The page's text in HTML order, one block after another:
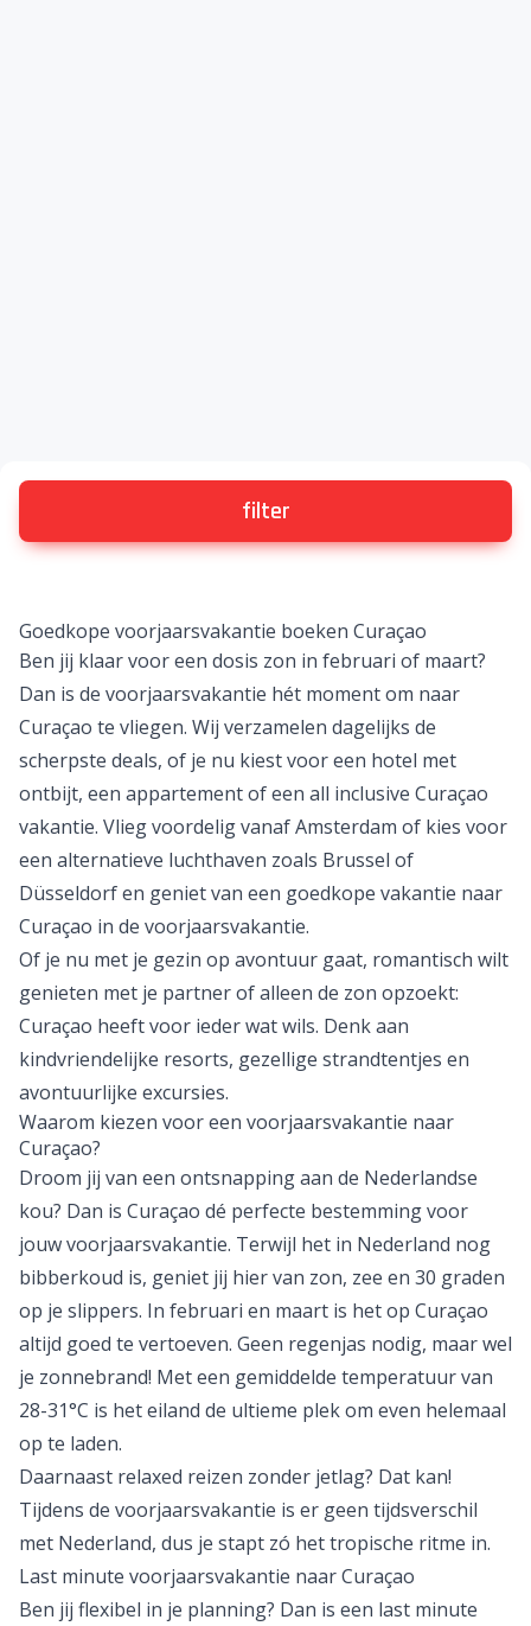
Goedkope voorjaarsvakantie boeken Curaçao
Ben jij klaar voor een dosis zon in februari of maart?
voorjaarsvakantie
Curaçao te vliegen. Wij verzamelen dagelijks de
scherpste deals, of je nu kiest voor een hotel met
ontbijt, een appartement of een all inclusive Curaçao
vakantie. Vlieg voordelig vanaf Amsterdam of kies voor
Düsseldorf en geniet van een goedkope vakantie naar
Curaçao
in de voorjaarsvakantie.
Of je nu met je gezin op avontuur gaat, romantisch wilt
genieten met je partner of alleen de zon opzoekt:
Curaçao heeft voor ieder wat wils. Denk aan
kindvriendelijke resorts, gezellige strandtentjes en
avontuurlijke excursies.
Waarom kiezen voor een voorjaarsvakantie naar
Curaçao?
Droom jij van een ontsnapping aan de Nederlandse
kou? Dan is Curaçao dé perfecte bestemming voor
jouw voorjaarsvakantie. Terwijl het in Nederland nog
bibberkoud is, geniet jij hier van zon, zee en 30 graden
op je slippers. In februari en maart is het op Curaçao
altijd goed te vertoeven. Geen regenjas nodig, maar wel
je zonnebrand! Met een gemiddelde temperatuur van
28-31°C is het eiland de ultieme plek om even helemaal
op te laden.
Daarnaast relaxed reizen zonder jetlag? Dat kan!
Tijdens de voorjaarsvakantie is er geen tijdsverschil
met Nederland, dus je stapt zó het tropische ritme in.
Last minute voorjaarsvakantie naar Curaçao